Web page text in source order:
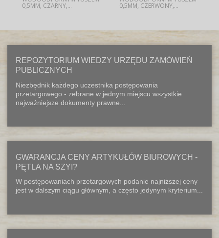
0,5MM, CZARNY,... 0,5MM, CZERWONY,...
REPOZYTORIUM WIEDZY URZĘDU ZAMÓWIEŃ
PUBLICZNYCH
Niezbędnik każdego uczestnika postępowania
przetargowego - zebrane w jednym miejscu wszystkie
najważniejsze dokumenty prawne...
GWARANCJA CENY ARTYKUŁÓW BIUROWYCH -
PĘTLA NA SZYI?
W postępowaniach przetargowych podanie najniższej ceny
jest w dalszym ciągu głównym, a często jedynym kryterium...